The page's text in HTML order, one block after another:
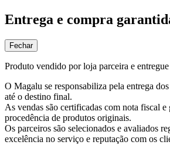
Entrega e compra
Fechar
Produto vendido por loja parceira e
O Magalu se responsabiliza pela entrega
até o destino final.
As vendas são certificadas com nota fiscal e
procedência de produtos originais.
Os parceiros são selecionados e avaliados
excelência no serviço e reputação com os